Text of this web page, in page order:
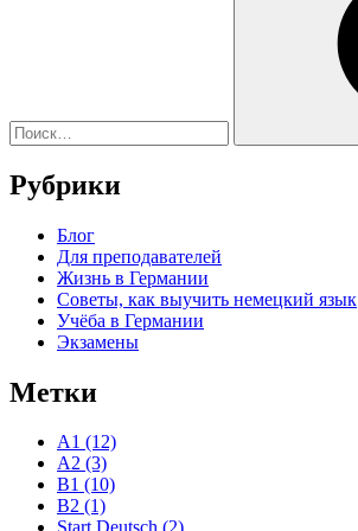
Рубрики
Блог
Для преподавателей
Жизнь в Германии
Советы, как выучить немецкий язык
Учёба в Германии
Экзамены
Метки
A1 (12)
A2 (3)
B1 (10)
B2 (1)